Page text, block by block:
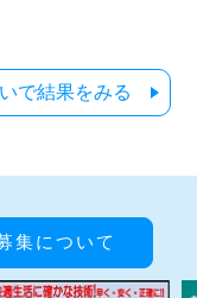
で結果をみる
集について